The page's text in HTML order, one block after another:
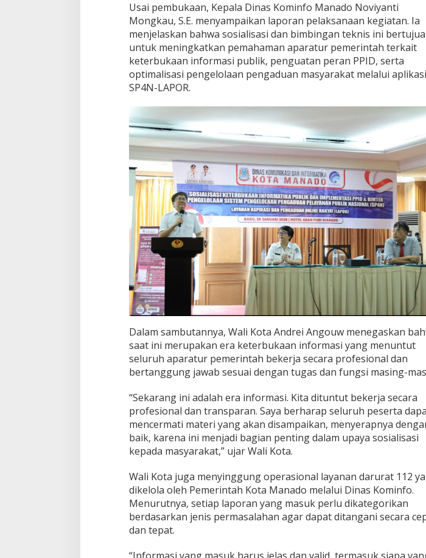
Usai pembukaan, Kepala Dinas Kominfo Manado Noviyanti
Mongkau, S.E. menyampaikan laporan pelaksanaan kegiatan. Ia
menjelaskan bahwa sosialisasi dan bimbingan teknis ini
untuk meningkatkan pemahaman aparatur pemerintah terkait
keterbukaan informasi publik, penguatan peran PPID, serta
optimalisasi pengelolaan pengaduan masyarakat melalui aplikasi
SP4N-LAPOR.
Dalam sambutannya, Wali Kota Andrei Angouw menegaskan
saat ini merupakan era keterbukaan informasi yang menuntut
seluruh aparatur pemerintah bekerja secara profesional dan
bertanggung jawab sesuai dengan tugas dan fungsi masing-
“Sekarang ini adalah era informasi. Kita dituntut bekerja secara
profesional dan transparan. Saya berharap seluruh peserta
mencermati materi yang akan disampaikan, menyerapnya
baik, karena ini menjadi bagian penting dalam upaya sosialisasi
kepada masyarakat,” ujar Wali Kota.
Wali Kota juga menyinggung operasional layanan darurat 112
dikelola oleh Pemerintah Kota Manado melalui Dinas Kominfo.
Menurutnya, setiap laporan yang masuk perlu dikategorikan
berdasarkan jenis permasalahan agar dapat ditangani secara
dan tepat.